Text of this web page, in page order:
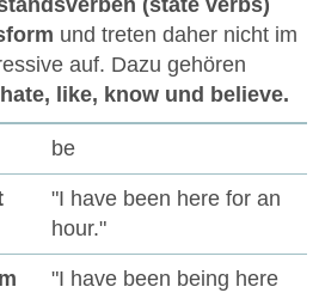
(state verbs)
und treten daher nicht im
auf. Dazu gehören
like, know und believe.
be
"I have been here for an
hour."
"I have been being here